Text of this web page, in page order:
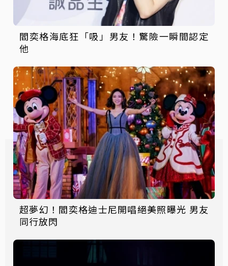
閻奕格海底狂「吸」男友！驚險一瞬間認定
他
超夢幻！閻奕格迪士尼開唱絕美照曝光 男友
同行放閃